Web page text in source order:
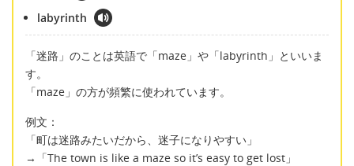
labyrinth
「迷路」のことは英語で「maze」や「labyrinth」といいま
す。
「maze」の方が頻繁に使われています。
例文：
「町は迷路みたいだから、迷子になりやすい」
→「The town is like a maze so it’s easy to get lost」